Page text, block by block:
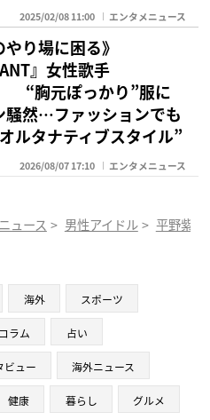
2025/02/08 11:00 エンタメニュース
やり場に困る》
』女性歌手
“胸元ぽっかり”服に
騒然…ファッションでも
ルタナティブスタイル”
2026/08/07 17:10 エンタメニュース
ュース > 男性アイドル > 平野紫耀
海外 スポーツ
コラム 占い
ビュー 海外ニュース
健康 暮らし グルメ